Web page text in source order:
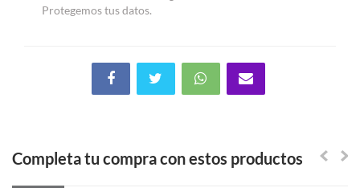
Protegemos tus datos.
Completa tu compra con estos productos